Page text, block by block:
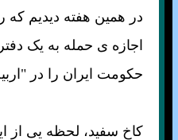
در همين هفته ديديم که
اجازه ی حمله به يک
حکومت ايران را در
کاخ سفيد، لحظه يی از